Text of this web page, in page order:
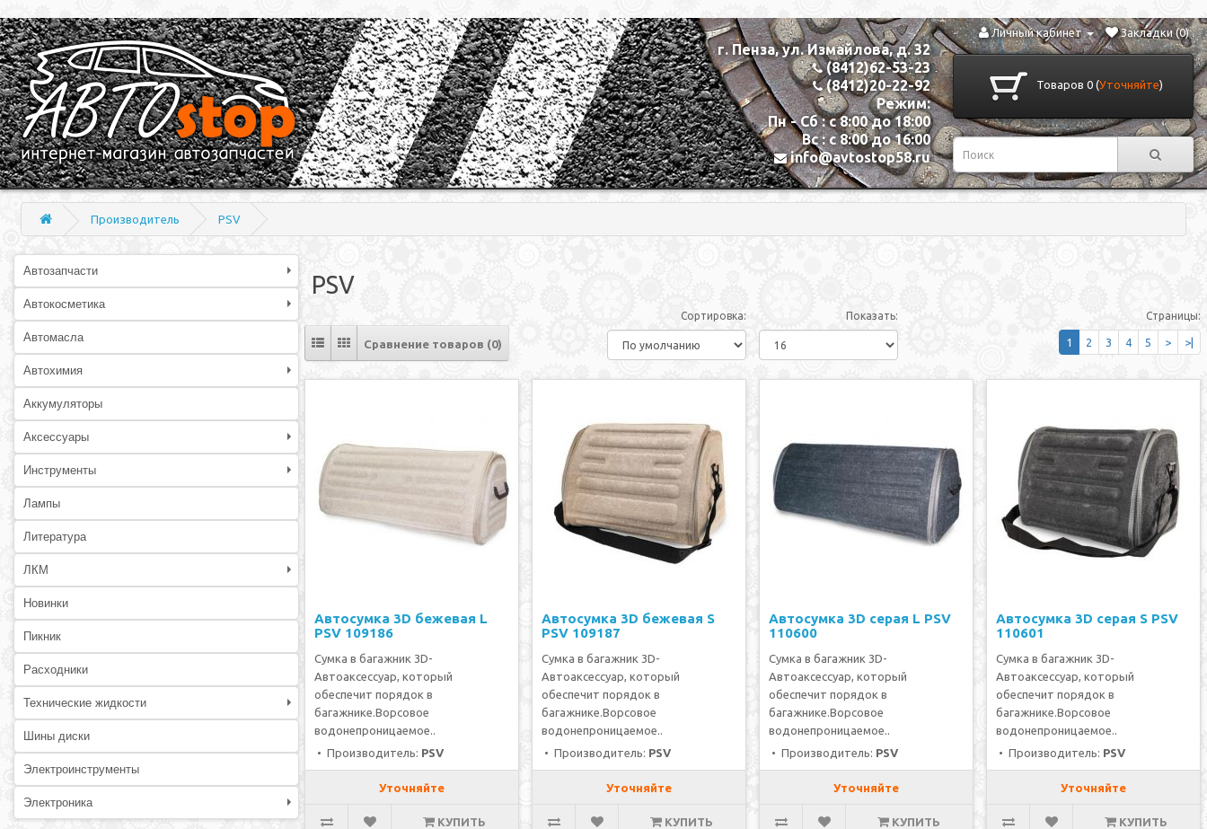
г. Пенза, ул. Измайлова, д. 32
(8412)62-53-23
(8412)20-22-92
Режим:
Пн - Сб : с 8:00 до 18:00
Вс : с 8:00 до 16:00
info@avtostop58.ru
Личный кабинет Закладки (0)
Товаров 0 (Уточняйте)
Производитель PSV
Автозапчасти
Автокосметика
Автомасла
Автохимия
Аккумуляторы
Аксессуары
Инструменты
Лампы
Литература
ЛКМ
Новинки
Пикник
Расходники
Технические жидкости
Шины диски
Электроинструменты
Электроника
PSV
Сравнение товаров (0)
Сортировка: Показать: Страницы:
1 2 3 4 5 > >|
Автосумка 3D бежевая L
PSV 109186
Сумка в багажник 3D-
Автоаксессуар, который
обеспечит порядок в
багажнике.Ворсовое
водонепроницаемое..
• Производитель: PSV
Уточняйте
КУПИТЬ
Автосумка 3D бежевая S
PSV 109187
Сумка в багажник 3D-
Автоаксессуар, который
обеспечит порядок в
багажнике.Ворсовое
водонепроницаемое..
• Производитель: PSV
Уточняйте
КУПИТЬ
Автосумка 3D серая L PSV
110600
Сумка в багажник 3D-
Автоаксессуар, который
обеспечит порядок в
багажнике.Ворсовое
водонепроницаемое..
• Производитель: PSV
Уточняйте
КУПИТЬ
Автосумка 3D серая S PSV
110601
Сумка в багажник 3D-
Автоаксессуар, который
обеспечит порядок в
багажнике.Ворсовое
водонепроницаемое..
• Производитель: PSV
Уточняйте
КУПИТЬ